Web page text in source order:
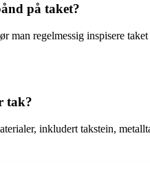
på taket?
man regelmessig inspisere
tak?
inkludert takstein,